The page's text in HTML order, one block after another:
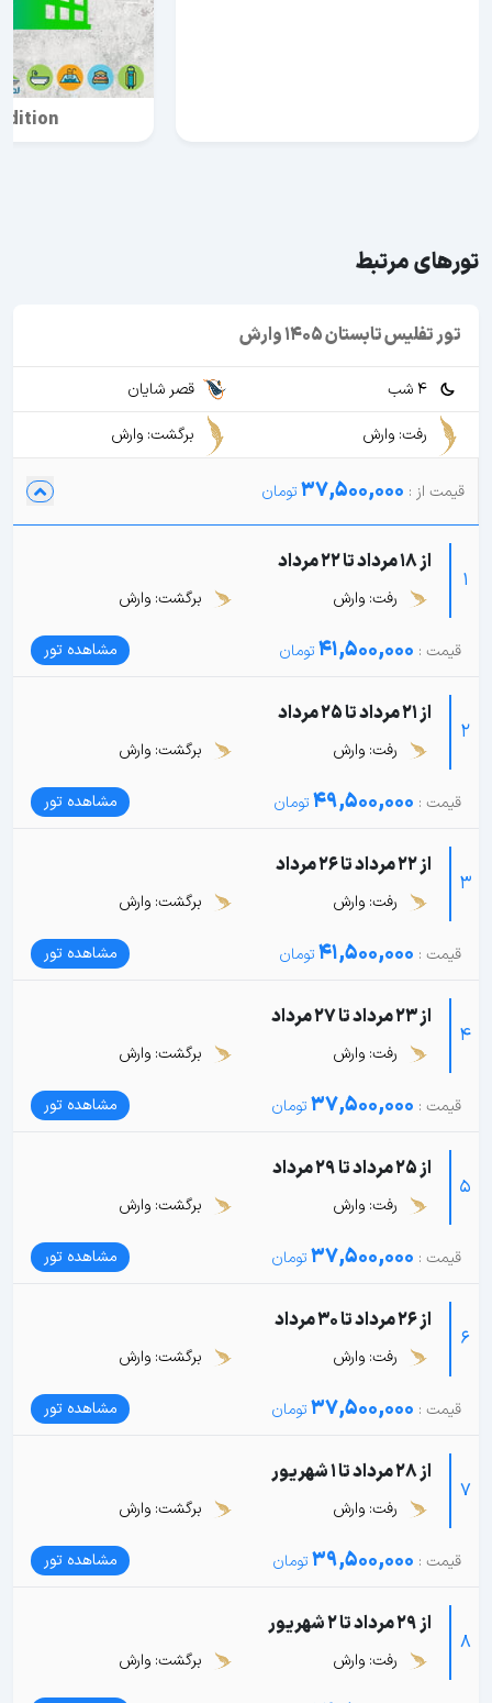
تورهای مرتبط
تور تفلیس تابستان 1405 وارش
4 شب
قصر شایان
رفت: وارش
برگشت: وارش
37,500,000
1
از 18 مرداد تا 22 مرداد
رفت: وارش برگشت: وارش
41,500,000 مشاهده تور
2
از 21 مرداد تا 25 مرداد
رفت: وارش برگشت: وارش
49,500,000 مشاهده تور
3
از 22 مرداد تا 26 مرداد
رفت: وارش برگشت: وارش
41,500,000 مشاهده تور
4
از 23 مرداد تا 27 مرداد
رفت: وارش برگشت: وارش
37,500,000 مشاهده تور
5
از 25 مرداد تا 29 مرداد
رفت: وارش برگشت: وارش
37,500,000 مشاهده تور
6
از 26 مرداد تا 30 مرداد
رفت: وارش برگشت: وارش
37,500,000 مشاهده تور
7
از 28 مرداد تا 1 شهریور
رفت: وارش برگشت: وارش
39,500,000 مشاهده تور
8
از 29 مرداد تا 2 شهریور
رفت: وارش برگشت: وارش